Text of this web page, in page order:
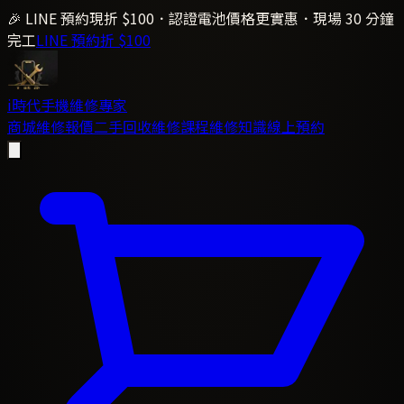
🎉 LINE 預約現折 $100．認證電池價格更實惠．現場 30 分鐘
完工LINE 預約折 $100
i時代手機維修專家
商城維修報價二手回收維修課程維修知識線上預約